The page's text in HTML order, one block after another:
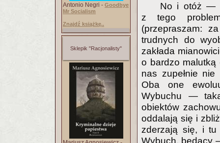
Antonio Negri - Goodbye
Mr Socialism
Znajdź książkę..
Sklepik "Racjonalisty"
No i otóż —
z tego
(przepraszam:
trudnych do
zakłada
o bardzo malutką
nas zupełnie
Oba one
Wybuchu —
obiektów
oddalają się i
zderzają się, i
Wybuch, będący